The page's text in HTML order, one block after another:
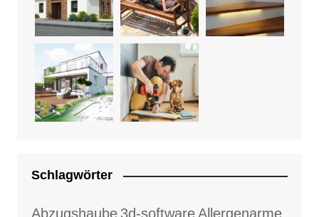
Schlagwörter
Abzugshaube 3d-software Allergenarme